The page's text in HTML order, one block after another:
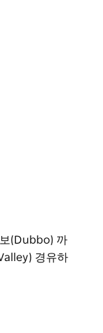
(Dubbo) 까
경유하